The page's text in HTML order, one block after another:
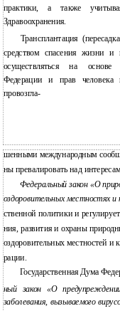
практики, а также
Здравоохранения.
Трансплантация
средством спасения жизни и
осуществляться на основе
Федерации и прав человека
провозгла-
шенными международным
ны превалировать над
Федеральный закон «О
оздоровительных местностях и
ственной политики и
ния, развития и охраны
оздоровительных местностей и
рации.
Государственная Дума
ный закон «О
заболевания, вызываемого